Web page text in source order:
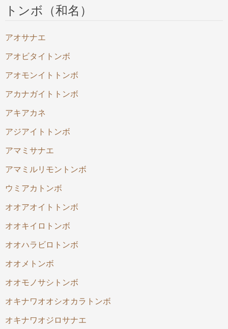
トンボ（和名）
アオサナエ
アオビタイトンボ
アオモンイトトンボ
アカナガイトトンボ
アキアカネ
アジアイトトンボ
アマミサナエ
アマミルリモントンボ
ウミアカトンボ
オオアオイトトンボ
オオキイロトンボ
オオハラビロトンボ
オオメトンボ
オオモノサシトンボ
オキナワオオシオカラトンボ
オキナワオジロサナエ